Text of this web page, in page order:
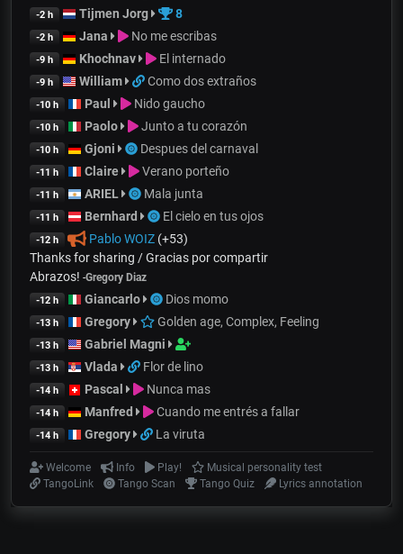
-2 h Tijmen Jorg 8
-2 h Jana No me escribas
-9 h Khochnav El internado
-9 h William Como dos extraños
-10 h Paul Nido gaucho
-10 h Paolo Junto a tu corazón
-10 h Gjoni Despues del carnaval
-11 h Claire Verano porteño
-11 h ARIEL Mala junta
-11 h Bernhard El cielo en tus ojos
-12 h Pablo WOIZ(+53)
Thanks for sharing / Gracias por compartir
Abrazos! -Gregory Diaz
-12 h Giancarlo Dios momo
-13 h Gregory Golden age, Complex, Feeling
-13 h Gabriel Magni
-13 h Vlada Flor de lino
-14 h Pascal Nunca mas
-14 h Manfred Cuando me entrés a fallar
-14 h Gregory La viruta
Welcome Info Play!
Musical personality test
TangoLink
Tango Scan Tango Quiz Lyrics annotation